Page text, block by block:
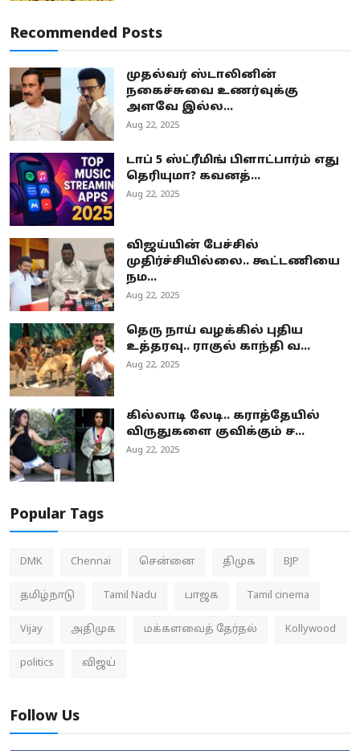
Recommended Posts
முதல்வர் ஸ்டாலினின்
நகைச்சுவை உணர்வுக்கு
அளவே இல்ல...
Aug 22, 2025
டாப் 5 ஸ்ட்ரீமிங் பிளாட்பார்ம் எது
தெரியுமா? கவனத்...
Aug 22, 2025
விஜய்யின் பேச்சில்
முதிர்ச்சியில்லை.. கூட்டணியை
நம...
Aug 22, 2025
தெரு நாய் வழக்கில் புதிய
உத்தரவு.. ராகுல் காந்தி வ...
Aug 22, 2025
கில்லாடி லேடி.. கராத்தேயில்
விருதுகளை குவிக்கும் ச...
Aug 22, 2025
Popular Tags
DMK Chennai சென்னை திமுக BJP
தமிழ்நாடு Tamil Nadu பாஜக Tamil cinema
Vijay அதிமுக மக்களவைத் தேர்தல் Kollywood
politics விஜய்
Follow Us